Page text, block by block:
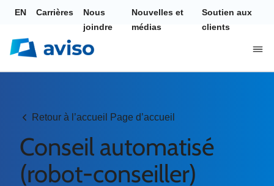
EN Carrières
Nous
joindre
Nouvelles et
médias
Soutien aux
clients
Retour à l’accueil Page d’accueil
Conseil automatisé
(robot-conseiller)